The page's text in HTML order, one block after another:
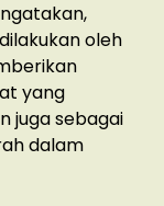
oleh
yang
juga sebagai
dalam